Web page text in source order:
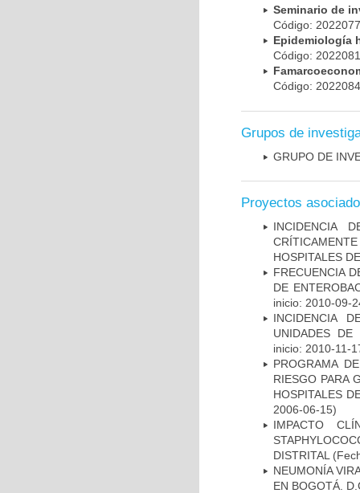
Seminario de
Código:
Epidemiología
Código:
Código:
Grupos de
GRUPO DE
Proyectos
INCIDENCIA
HOSPITALES
FRECUENCIA
DE
inicio: 2010-09-
INCIDENCIA
UNIDADES DE
inicio: 2010-11-
PROGRAMA
RIESGO PARA
HOSPITALES
2006-06-15)
IMPACTO
DISTRITAL
NEUMONÍA
EN BOGOTÁ.